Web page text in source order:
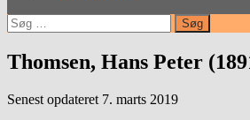
Søg
efter:
Thomsen, Hans Peter
Senest opdateret 7. marts 2019